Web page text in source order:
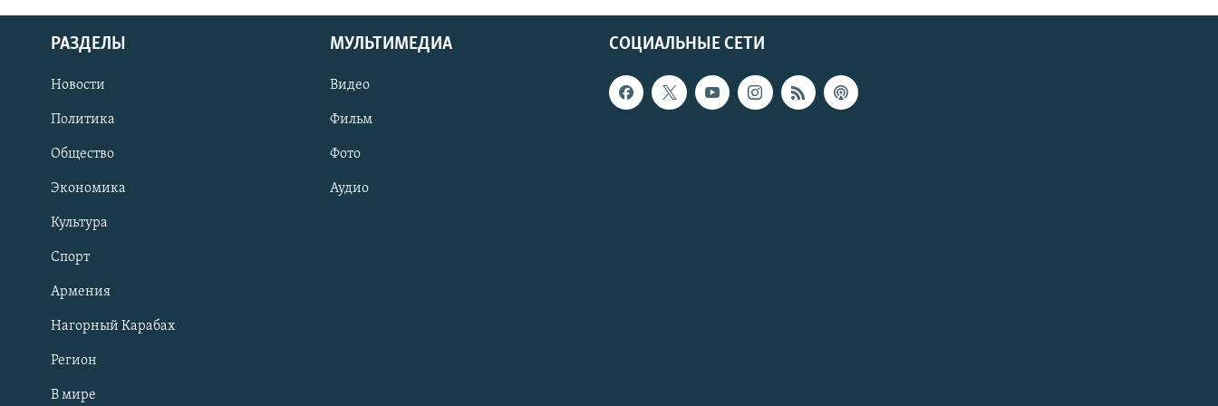
СОЦИАЛЬНЫЕ СЕТИ
РАЗДЕЛЫ
Новости
Политика
Общество
Экономика
Культура
Спорт
Армения
Нагорный Карабах
Регион
В мире
МУЛЬТИМЕДИА
Видео
Фильм
Фото
Аудио